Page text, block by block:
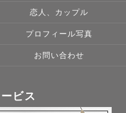
注ぎ、育て、そして命を
撮らせてください。
恋人、カップル
プロフィール写真
お問い合わせ
ビス